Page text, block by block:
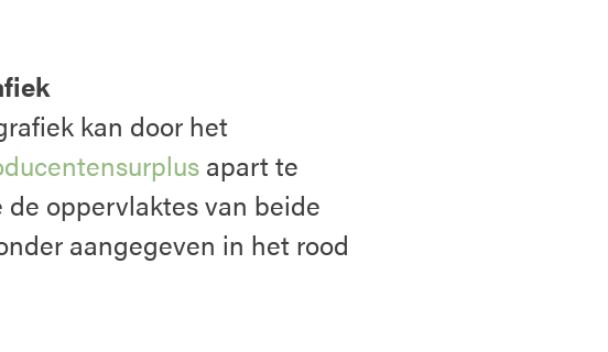
kan door het
apart te
oppervlaktes van beide
aangegeven in het rood